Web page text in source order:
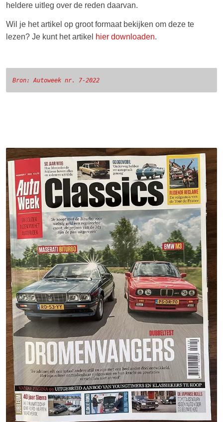
heldere uitleg over de reden daarvan.
Wil je het artikel op groot formaat bekijken om deze te
lezen? Je kunt het artikel hier downloaden.
Bron: Autoweek nr. 7-2022